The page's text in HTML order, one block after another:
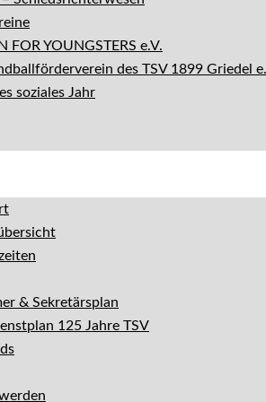
FOR YOUNGSTERS e.V.
des TSV 1899 Griedel
soziales Jahr
& Sekretärsplan
125 Jahre TSV